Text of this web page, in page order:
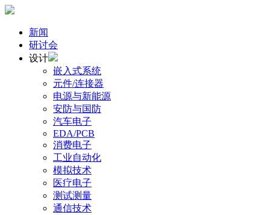
新闻
研讨会
设计
嵌入式系统
元件/连接器
电源与新能源
安防与国防
汽车电子
EDA/PCB
消费电子
工业自动化
模拟技术
医疗电子
测试测量
通信技术